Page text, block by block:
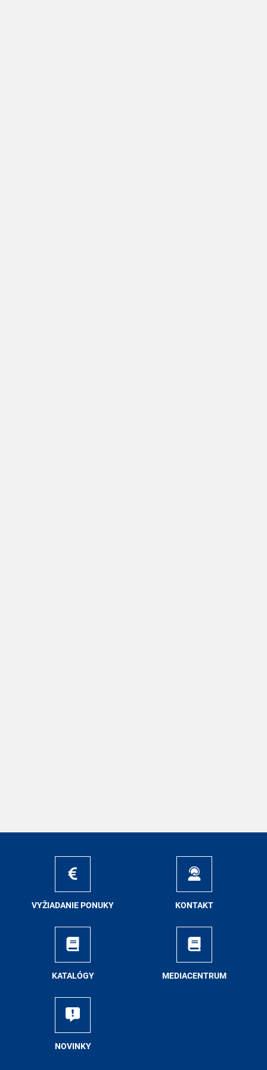
VY­ŽIA­DA­NIE PO­NU­KY KON­TAKT
KA­TA­LÓ­GY ME­DIA­CEN­TRUM
NO­VIN­KY